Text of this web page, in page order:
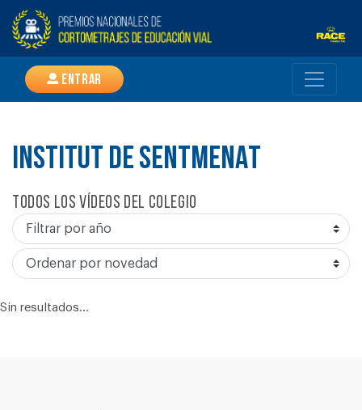
Entrar
INSTITUT DE SENTMENAT
Todos los vídeos del colegio
Sin resultados...